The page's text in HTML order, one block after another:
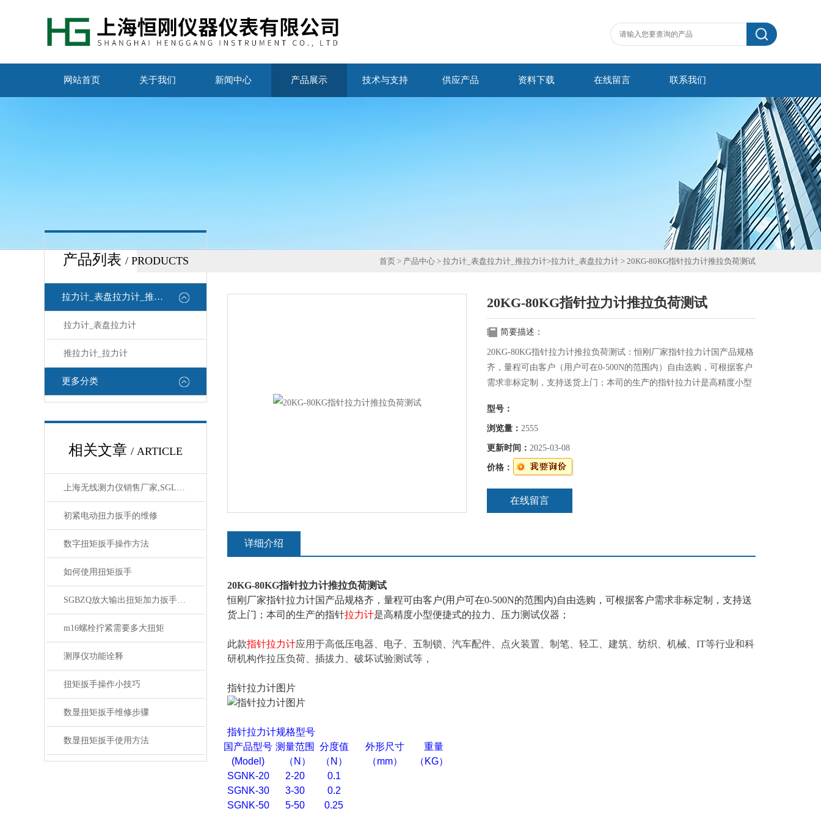
网站首页 关于我们 新闻中心 产品展示 技术与支持 供应产品 资料下载 在线留言 联系我们
产品列表 / PRODUCTS
拉力计_表盘拉力计_推拉力计
拉力计_表盘拉力计
推拉力计_拉力计
更多分类
相关文章 / ARTICLE
上海无线测力仪销售厂家,SGLD无线数字显示测力仪价格
初紧电动扭力扳手的维修
数字扭矩扳手操作方法
如何使用扭矩扳手
SGBZQ放大输出扭矩加力扳手,扭矩放大加力增力扳手7500N.m
m16螺栓拧紧需要多大扭矩
测厚仪功能诠释
扭矩扳手操作小技巧
数显扭矩扳手维修步骤
数显扭矩扳手使用方法
首页 > 产品中心 > 拉力计_表盘拉力计_推拉力计>拉力计_表盘拉力计 > 20KG-80KG指针拉力计推拉负荷测试
20KG-80KG指针拉力计推拉负荷测试
简要描述：
20KG-80KG指针拉力计推拉负荷测试：恒刚厂家指针拉力计国产品规格
齐，量程可由客户（用户可在0-500N的范围内）自由选购，可根据客户
需求非标定制，支持送货上门；本司的生产的指针拉力计是高精度小型
型号：
浏览量： 2555
更新时间： 2025-03-08
价格：
在线留言
详细介绍
20KG-80KG指针拉力计推拉负荷测试
恒刚厂家指针拉力计国产品规格齐，量程可由客户(用户可在0-500N的范围内)自由选购，可根据客户需求非标定制，支持送
货上门； 本司的生产的指针拉力计是高精度小型便捷式的拉力、压力测试仪器；
此款指针拉力计应用于高低压电器、电子、五制锁、汽车配件、点火装置、制笔、轻工、建筑、纺织、机械、IT等行业和科
研机构作拉压负荷、插拔力、破坏试验测试等，
指针拉力计图片
指针拉力计规格型号
国产品型号
(Model)
测量范围
（ N ）
分度值
（N ）
外形尺寸
（mm）
重量
（KG）
SGNK-20
2-20 0.1
SGNK-30 3-30
0.2
SGNK-50
5-50
0.25